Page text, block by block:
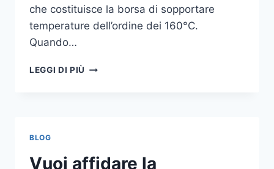
che costituisce la borsa di sopportare
temperature dell’ordine dei 160°C.
Quando…
LEGGI DI PIÙ COME
BLOG
Vuoi affidare la